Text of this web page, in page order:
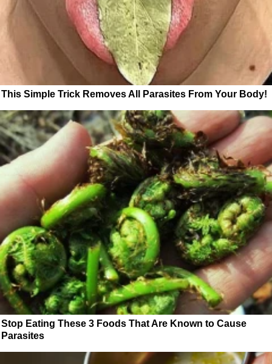
This Simple Trick Removes All Parasites From Your Body!
Stop Eating These 3 Foods That Are Known to Cause
Parasites